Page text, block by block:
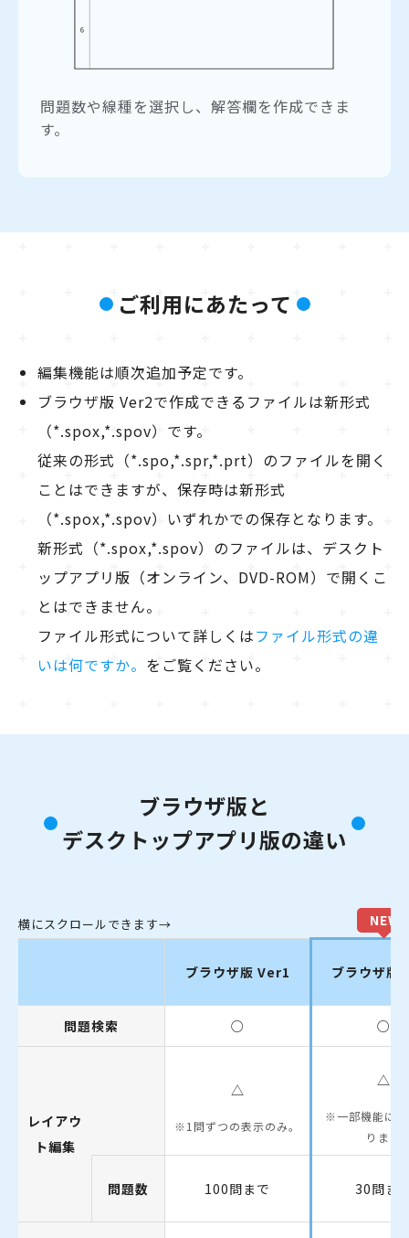
問題数や線種を選択し、解答欄を作成できま
す。
ご利用にあたって
編集機能は順次追加予定です。
ブラウザ版 Ver2で作成できるファイルは新形式
（*.spox,*.spov）です。
従来の形式（*.spo,*.spr,*.prt）のファイルを開く
ことはできますが、保存時は新形式
（*.spox,*.spov）いずれかでの保存となります。
新形式（*.spox,*.spov）のファイルは、デスクト
ップアプリ版（オンライン、DVD-ROM）で開くこ
とはできません。
ファイル形式について詳しくはファイル形式の違
いは何ですか。 をご覧ください。
ブラウザ版と
デスクトップアプリ版の違い
ブラウザ版 Ver1 ブラウザ版
問題検索 ○ ○
レイアウ
ト編集
△
1問ずつの表示のみ。
△
一部機能に
ります
問題数 100問まで 30問ま